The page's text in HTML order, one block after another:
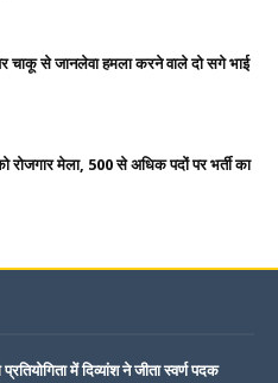
चाकू से जानलेवा हमला करने वाले दो सगे भाई
रोजगार मेला, 500 से अधिक पदों पर भर्ती का
में दिव्यांश ने जीता स्वर्ण पदक